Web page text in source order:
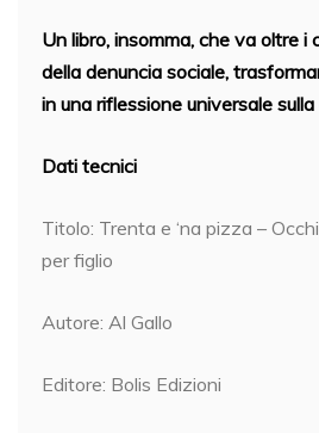
Un libro, insomma, che va oltre i
della denuncia sociale,
in una riflessione universale
Dati tecnici
Titolo: Trenta e ‘na pizza –
per figlio
Autore: Al Gallo
Editore: Bolis Edizioni